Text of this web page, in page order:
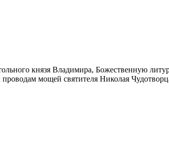
князя Владимира, Божественную
мощей святителя Николая